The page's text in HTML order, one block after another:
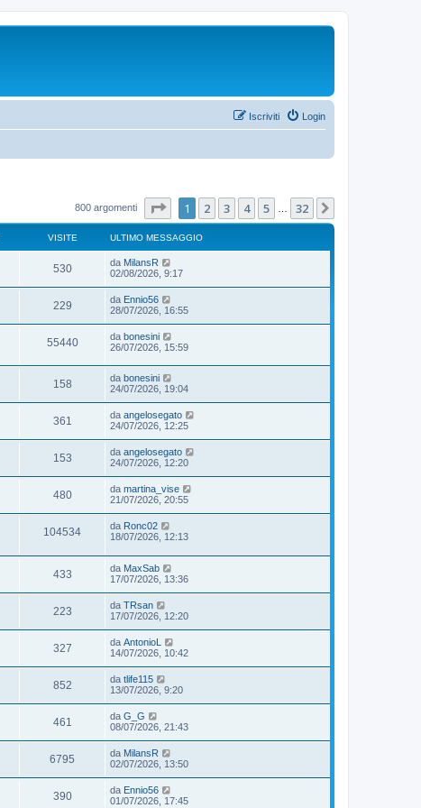
Login
Iscriviti
800 argomenti Pagina di 32
1 2 3 4 5 32
VISITE ULTIMO MESSAGGIO
530 da MilansR
02/08/2026, 9:17
229 da Ennio56
28/07/2026, 16:55
55440 da bonesini
26/07/2026, 15:59
158 da bonesini
24/07/2026, 19:04
361 da angelosegato
24/07/2026, 12:25
153 da angelosegato
24/07/2026, 12:20
480 da martina_vise
21/07/2026, 20:55
104534 da Ronc02
18/07/2026, 12:13
433 da MaxSab
17/07/2026, 13:36
223 da TRsan
17/07/2026, 12:20
327 da AntonioL
14/07/2026, 10:42
852 da tlife115
13/07/2026, 9:20
461 da G_G
08/07/2026, 21:43
6795 da MilansR
02/07/2026, 13:50
390 da Ennio56
01/07/2026, 17:45